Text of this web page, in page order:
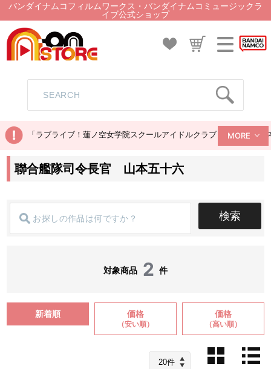
バンダイナムコフィルムワークス・バンダイナムコミュージックラ
イブ公式ショップ
「ラブライブ！蓮ノ空女学院スクールアイドルクラブ ぬいぐるみ
MORE
聯合艦隊司令長官 山本五十六
検索
対象商品 2 件
新着順 価格
（安い順）
価格
（高い順）